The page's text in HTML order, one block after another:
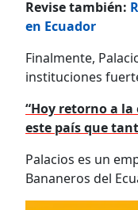
Revise también:
en Ecuador
Finalmente,
instituciones
“Hoy retorno a
este país que
Palacios es un
Bananeros del